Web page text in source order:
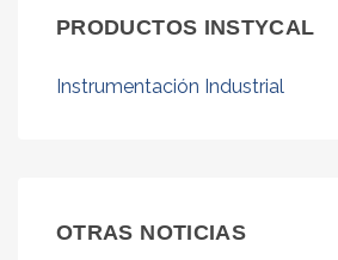
PRODUCTOS INSTYCAL
Instrumentación Industrial
OTRAS NOTICIAS